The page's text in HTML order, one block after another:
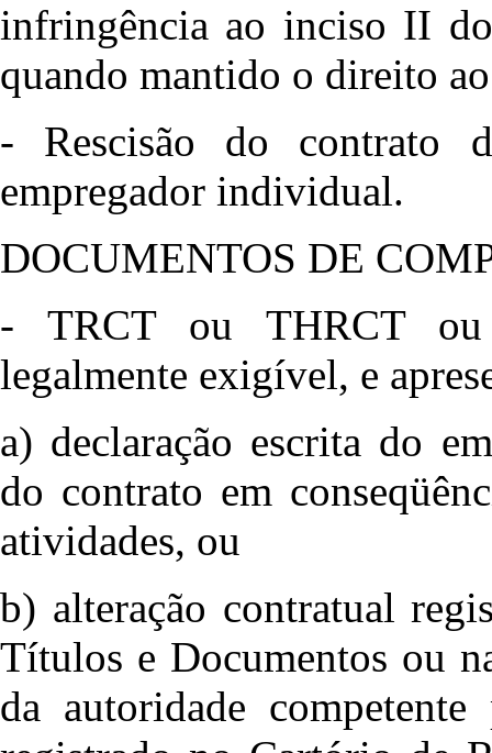
infringência ao inciso II
quando mantido o direito
- Rescisão do contrato
empregador individual.
DOCUMENTOS DE
- TRCT ou THRCT ou
legalmente exigível, e
a) declaração escrita do
do contrato em
atividades, ou
b) alteração contratual
Títulos e Documentos ou
da autoridade